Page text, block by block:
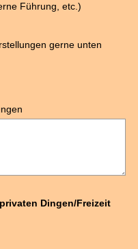
Führung, etc.)
gerne unten
Dingen/Freizeit